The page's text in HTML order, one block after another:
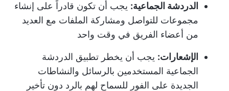
الدردشة الجماعية: يجب أن تكون قادراً على إنشاء
مجموعات للتواصل ومشاركة الملفات مع العديد
من أعضاء الفريق في وقت واحد
الإشعارات: يجب أن يخطر تطبيق الدردشة
الجماعية المستخدمين بالرسائل والنشاطات
الجديدة على الفور للسماح لهم بالرد دون تأخير